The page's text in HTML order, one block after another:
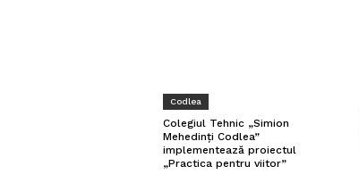
Codlea
Colegiul Tehnic „Simion
Mehedinți Codlea”
implementează proiectul
„Practica pentru viitor”